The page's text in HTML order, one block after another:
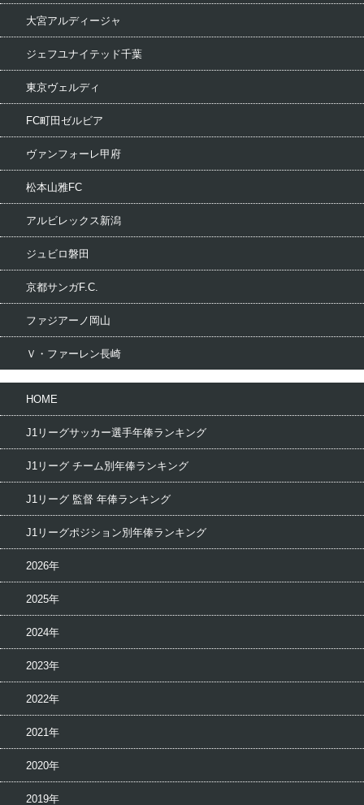
大宮アルディージャ
ジェフユナイテッド千葉
東京ヴェルディ
FC町田ゼルビア
ヴァンフォーレ甲府
松本山雅FC
アルビレックス新潟
ジュビロ磐田
京都サンガF.C.
ファジアーノ岡山
Ｖ・ファーレン長崎
HOME
J1リーグサッカー選手年俸ランキング
J1リーグ チーム別年俸ランキング
J1リーグ 監督 年俸ランキング
J1リーグポジション別年俸ランキング
2026年
2025年
2024年
2023年
2022年
2021年
2020年
2019年